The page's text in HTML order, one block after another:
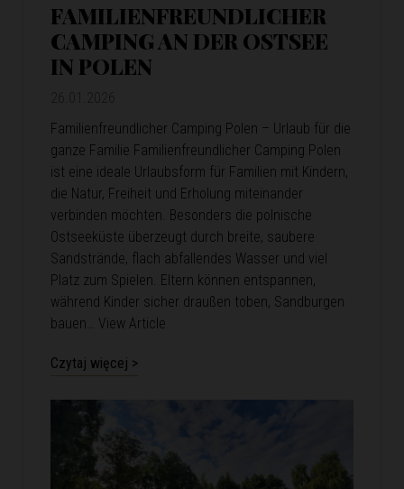
FAMILIENFREUNDLICHER
CAMPING AN DER OSTSEE
IN POLEN
Familienfreundlicher Camping Polen – Urlaub für die
ganze Familie Familienfreundlicher Camping Polen
ist eine ideale Urlaubsform für Familien mit Kindern,
die Natur, Freiheit und Erholung miteinander
verbinden möchten. Besonders die polnische
Ostseeküste überzeugt durch breite, saubere
Sandstrände, flach abfallendes Wasser und viel
Platz zum Spielen. Eltern können entspannen,
während Kinder sicher draußen toben, Sandburgen
bauen… View Article
Czytaj więcej >